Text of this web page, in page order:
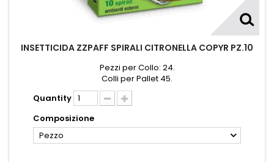
INSETTICIDA ZZPAFF SPIRALI CITRONELLA COPYR PZ.10
Pezzi per Collo: 24.
Colli per Pallet 45.
Quantity
Composizione
Pezzo